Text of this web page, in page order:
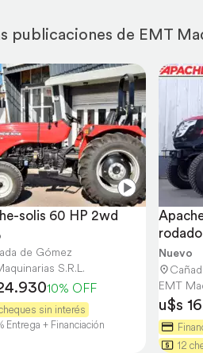
publicaciones de EMT
solis 60 HP 2wd
de Gómez
S.R.L.
10% OFF
sin interés
Entrega + Financiación
Nuevo
EMT
u$s
12